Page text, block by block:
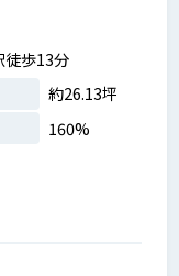
徒歩13分
約26.13坪
160%